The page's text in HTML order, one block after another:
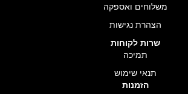
משלוחים ואספקה
הצהרת נגישות
שרות לקוחות
תמיכה
תנאי שימוש
הזמנות